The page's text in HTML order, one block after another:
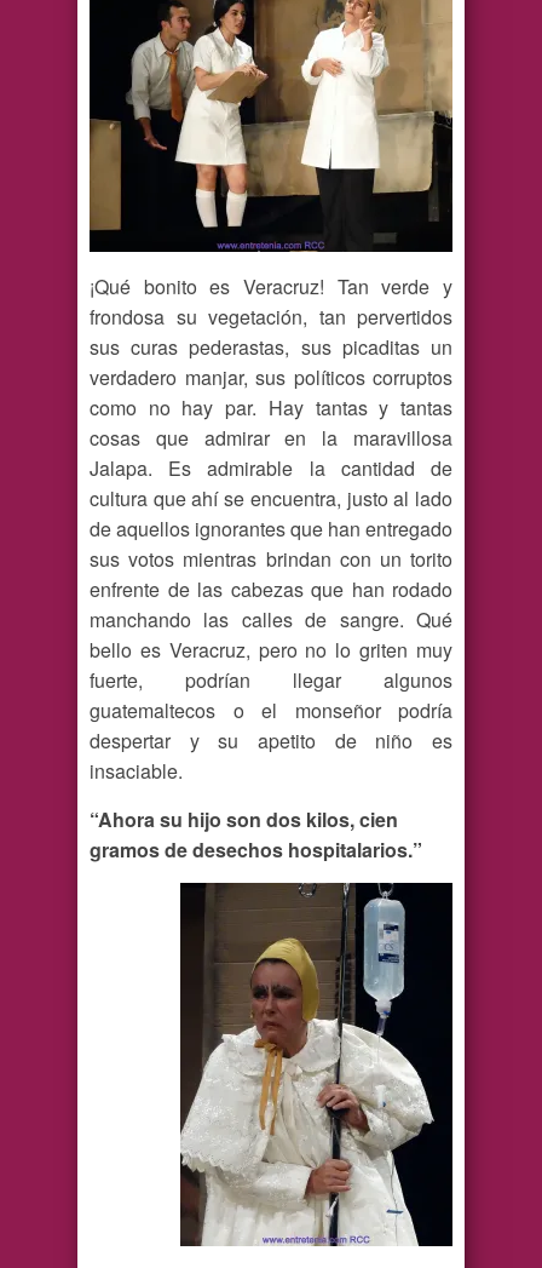
¡Qué bonito es Veracruz! Tan verde y
frondosa su vegetación, tan pervertidos
sus curas pederastas, sus picaditas un
verdadero manjar, sus políticos corruptos
como no hay par. Hay tantas y tantas
cosas que admirar en la maravillosa
Jalapa. Es admirable la cantidad de
cultura que ahí se encuentra, justo al lado
de aquellos ignorantes que han entregado
sus votos mientras brindan con un torito
enfrente de las cabezas que han rodado
manchando las calles de sangre. Qué
bello es Veracruz, pero no lo griten muy
fuerte, podrían llegar algunos
guatemaltecos o el monseñor podría
despertar y su apetito de niño es
insaciable.
“Ahora su hijo son dos kilos, cien
gramos de desechos hospitalarios.”